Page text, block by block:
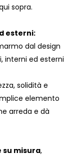
sopra.
esterni:
dal design
interni ed esterni
solidità e
elemento
arreda e dà
su misura,